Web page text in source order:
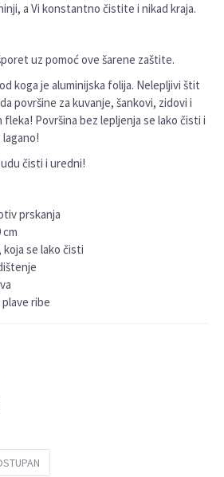
a Vi konstantno čistite i nikad kraja.
uz pomoć ove šarene zaštite.
koga je aluminijska folija. Nelepljivi štit
površine za kuvanje, šankovi, zidovi i
Površina bez lepljenja se lako čisti i
čisti i uredni!
prskanja
cm
se lako čisti
ribe